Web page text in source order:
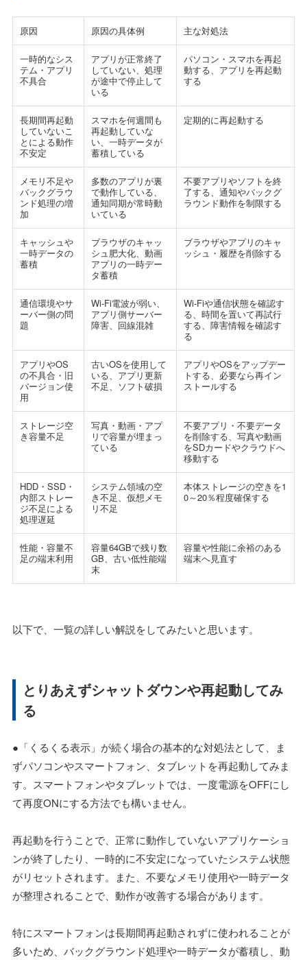
原因 原因の具体例 主な対処法
一時的なシス
テム・アプリ
不具合
アプリが正常終了
していない、処理
が途中で停止して
いる
パソコン・スマホを再起
動する、アプリを再起動
する
長期間再起動
していないこ
とによる動作
不安定
スマホを何週間も
再起動していな
い、一時データが
蓄積している
定期的に再起動する
メモリ不足や
バックグラウ
ンド処理の増
加
多数のアプリが裏
で動作している、
通知同期が常時動
いている
不要アプリやソフトを終
了する、通知やバックグ
ラウンド動作を制限する
キャッシュや
一時データの
蓄積
ブラウザのキャッ
シュ肥大化、動画
アプリの一時デー
タ蓄積
ブラウザやアプリのキャ
ッシュ・履歴を削除する
通信環境やサ
ーバー側の問
題
Wi-Fi電波が弱い、
アプリ側サーバー
障害、回線混雑
Wi-Fiや通信状態を確認す
る、時間を置いて再試行
する、障害情報を確認す
る
アプリやOS
の不具合・旧
バージョン使
用
古いOSを使用して
いる、アプリ更新
不足、ソフト破損
アプリやOSをアップデー
トする、必要なら再イン
ストールする
ストレージ空
き容量不足
写真・動画・アプ
リで容量が埋まっ
ている
不要アプリ・不要データ
を削除する、写真や動画
をSDカードやクラウドへ
移動する
HDD・SSD・
内部ストレー
ジ不足による
処理遅延
システム領域の空
き不足、仮想メモ
リ不足
本体ストレージの空きを1
0～20％程度確保する
性能・容量不
足の端末利用
容量64GBで残り数
GB、古い低性能端
末
容量や性能に余裕のある
端末へ見直す
以下で、一覧の詳しい解説をしてみたいと思います。
とりあえずシャットダウンや再起動してみ
る
●「くるくる表示」が続く場合の基本的な対処法として、ま
ずパソコンやスマートフォン、タブレットを再起動してみま
す。スマートフォンやタブレットでは、一度電源をOFFにし
て再度ONにする方法でも構いません。
再起動を行うことで、正常に動作していないアプリケーショ
ンが終了したり、一時的に不安定になっていたシステム状態
がリセットされます。また、不要なメモリ使用や一時データ
が整理されることで、動作が改善する場合があります。
特にスマートフォンは長期間再起動されずに使われることが
多いため、バックグラウンド処理や一時データが蓄積し、動